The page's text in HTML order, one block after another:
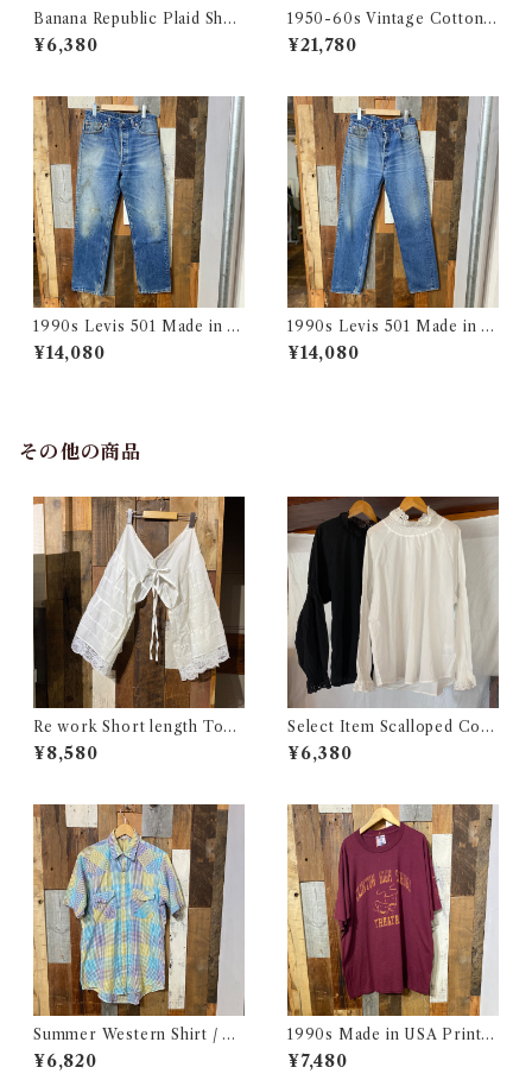
Banana Republic Plaid Shor
ts / バナナリパブリック マド
ラス チェック ショートパンツ
¥6,380
1950-60s Vintage Cotton
Khaki Work Chino Trouser
s W31 L28 / ヴィンテージ ボ
¥21,780
1990s Levis 501 Made in U
SA 実寸 w34 L31 / リーバイ
ス デニム パンツ アメリカ製
¥14,080
1990s Levis 501 Made in U
SA 実寸 w34 L32.5 / リーバ
イス デニム パンツ アメリカ製
¥14,080
その他の商品
Re work Short length Tops
/ リワーク ショート丈 ボレロ
シャツ 古着
¥8,580
Select Item Scalloped Cott
on Shirt / スカラップ コット
ン シャツ
¥6,380
Summer Western Shirt / シ
ョートスリーブ ウエスタン シ
ャツ 古着
¥6,820
1990s Made in USA Print T
ee / 90年代 アメリカ製 プリ
ント Tシャツ 古着
¥7,480